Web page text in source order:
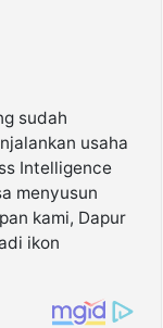
sudah
usaha
Intelligence
menyusun
kami, Dapur
ikon